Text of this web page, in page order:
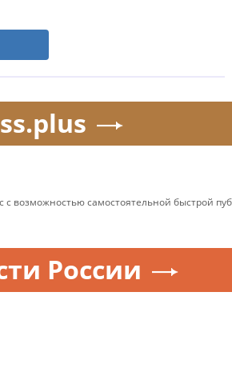
возможностью самостоятельной быстрой
России